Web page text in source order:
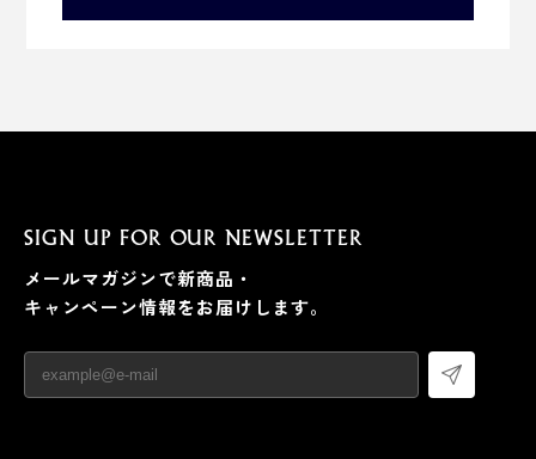
SIGN UP FOR OUR NEWSLETTER
メールマガジンで新商品・
キャンペーン情報をお届けします。